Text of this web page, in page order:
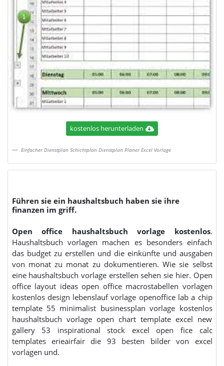
kostenlos herunterladen
Einfacher Dienstplan Schichtplan Dienstplan Planer Excel Vorlage
Führen sie ein haushaltsbuch haben sie ihre
finanzen im griff.
Open office haushaltsbuch vorlage kostenlos.
Haushaltsbuch vorlagen machen es besonders einfach
das budget zu erstellen und die einkünfte und ausgaben
von monat zu monat zu dokumentieren. Wie sie selbst
eine haushaltsbuch vorlage erstellen sehen sie hier. Open
office layout ideas open office macrostabellen vorlagen
kostenlos design lebenslauf vorlage openoffice lab a chip
template 55 minimalist businessplan vorlage kostenlos
haushaltsbuch vorlage open chart template excel new
gallery 53 inspirational stock excel open fice calc
templates erieairfair die 93 besten bilder von excel
vorlagen und.